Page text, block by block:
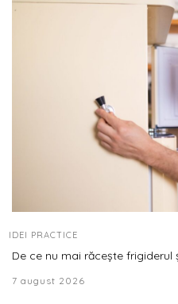
IDEI PRACTICE
De ce nu mai răcește
7 august 2026